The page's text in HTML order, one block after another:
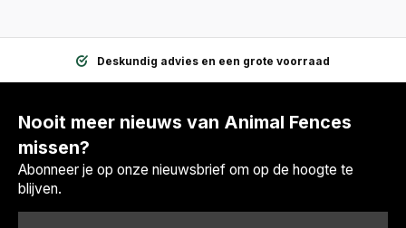
Deskundig advies en een grote voorraad
Nooit meer nieuws van Animal Fences
missen?
Abonneer je op onze nieuwsbrief om op de hoogte te
blijven.